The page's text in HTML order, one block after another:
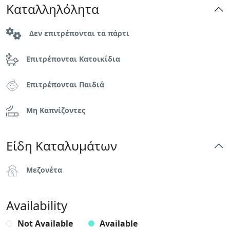
Δωρεάν στάθμευση
Κήπος ή Αυλή
κοινόχρηστη πισίνα
Κρεμάστρες
Μπαλκόνι
Μπροστά στη θάλασσα
Πετσέτες
Καταλληλόλητα
Δεν επιτρέπονται τα πάρτι
Επιτρέπονται Κατοικίδια
Επιτρέπονται Παιδιά
Μη Καπνίζοντες
Είδη Καταλυμάτων
Μεζονέτα
Availability
Not Available Available